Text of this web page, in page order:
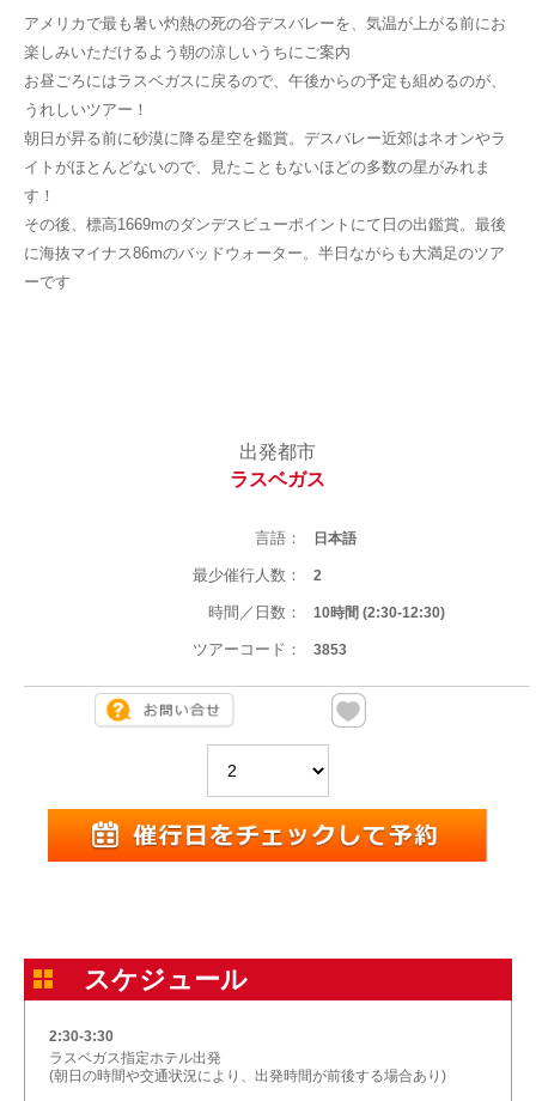
アメリカで最も暑い灼熱の死の谷デスバレーを、気温が上がる前にお
楽しみいただけるよう朝の涼しいうちにご案内
お昼ごろにはラスベガスに戻るので、午後からの予定も組めるのが、
うれしいツアー！
朝日が昇る前に砂漠に降る星空を鑑賞。デスバレー近郊はネオンやラ
イトがほとんどないので、見たこともないほどの多数の星がみれま
す！
その後、標高1669mのダンデスビューポイントにて日の出鑑賞。最後
に海抜マイナス86mのバッドウォーター。半日ながらも大満足のツア
ーです
出発都市
ラスベガス
言語： 日本語
最少催行人数： 2
時間／日数： 10時間 (2:30-12:30)
ツアーコード： 3853
スケジュール
2:30-3:30
ラスベガス指定ホテル出発
(朝日の時間や交通状況により、出発時間が前後する場合あり)